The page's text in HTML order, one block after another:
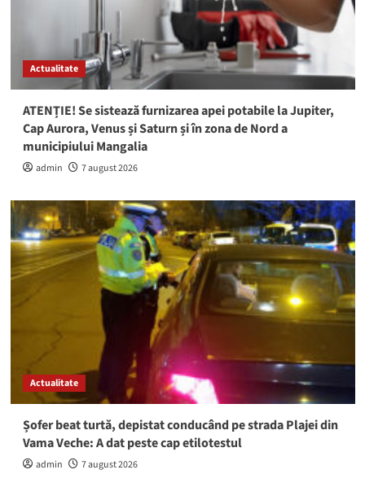
Actualitate
ATENȚIE! Se sistează furnizarea apei potabile la Jupiter,
Cap Aurora, Venus și Saturn și în zona de Nord a
municipiului Mangalia
admin 7 august 2026
Actualitate
Șofer beat turtă, depistat conducând pe strada Plajei din
Vama Veche: A dat peste cap etilotestul
admin 7 august 2026